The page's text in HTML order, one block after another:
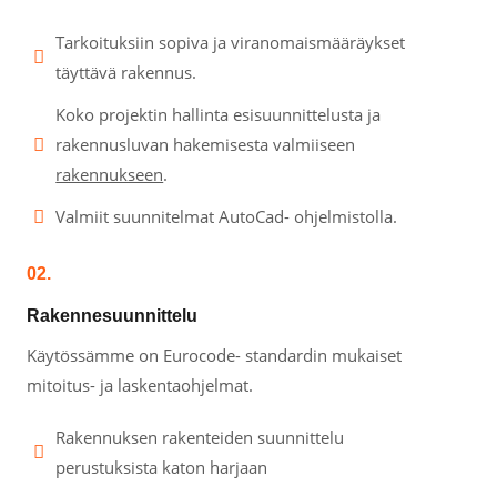
Tarkoituksiin sopiva ja viranomaismääräykset
täyttävä rakennus.
Koko projektin hallinta esisuunnittelusta ja
rakennusluvan hakemisesta valmiiseen
rakennukseen.
Valmiit suunnitelmat AutoCad- ohjelmistolla.
02.
Rakennesuunnittelu
Käytössämme on Eurocode- standardin mukaiset
mitoitus- ja laskentaohjelmat.
Rakennuksen rakenteiden suunnittelu
perustuksista katon harjaan